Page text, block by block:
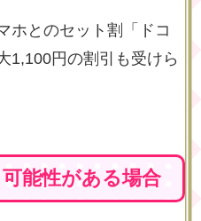
ホとのセット割「ドコ
1,100円の割引も受けら
能性がある場合